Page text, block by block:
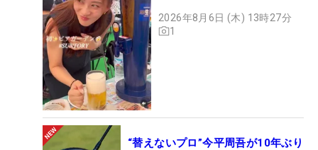
2026年8月6日 (木) 13時27分
1
“替えないプロ”今平周吾が10年ぶり